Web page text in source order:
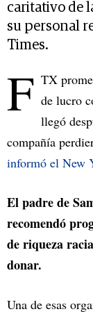
caritativo de
su personal
Times.
F TX
de lucro
llegó
compañía
informó el New
El padre de
recomendó
de riqueza
donar.
Una de esas